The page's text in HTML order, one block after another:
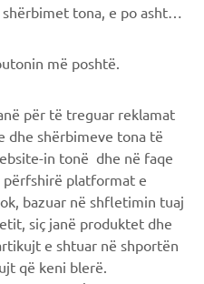
offerte, gli eventi speciali, le
per sapere come
sulla Privacy
tona, e po ashtu ti
më poshtë.
për të treguar reklamat
dhe shërbimeve tona të
in tonë dhe në faqe
platformat e
bazuar në shfletimin tuaj
siç janë produktet dhe
e shtuar në shportën
që keni blerë.